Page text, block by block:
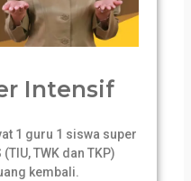
Intensif
1 guru 1 siswa super
TWK dan TKP)
kembali.